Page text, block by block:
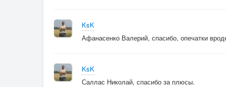
KsK
Афанасенко Валерий, спасибо, опечатки
KsK
Саллас Николай, спасибо за плюсы.